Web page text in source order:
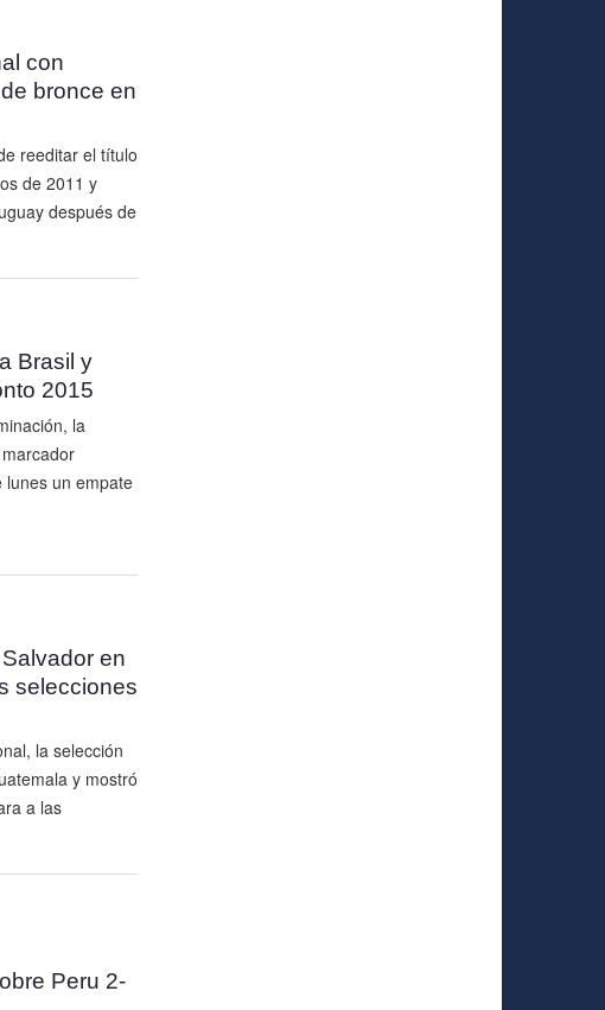
con
bronce en
reeditar el título
de 2011 y
después de
Brasil y
2015
la
lunes un empate
en
selecciones
la selección
y mostró
a las
Peru 2-